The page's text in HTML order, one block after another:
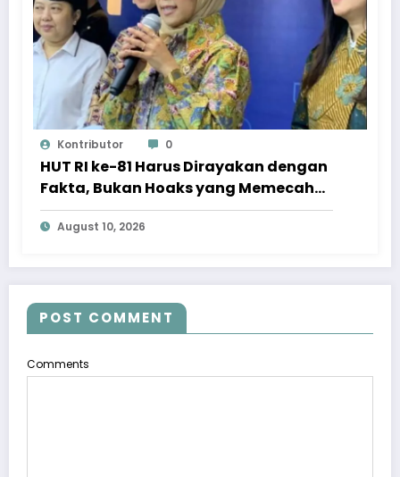
Kontributor 0
HUT RI ke-81 Harus Dirayakan dengan
Fakta, Bukan Hoaks yang Memecah
Belah
August 10, 2026
POST COMMENT
Comments